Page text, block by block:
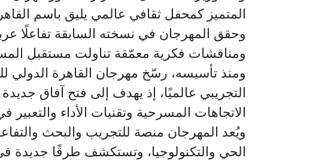
المتميز كمحفل ثقافي عالمي يليق باسم
وحقق المهرجان في نسخته السابقة تفاعلًا
ومناقشات فكرية معمّقة تناولت مستقبل
ومنذ تأسيسه، رسّخ مهرجان القاهرة الدولي
التجريبي عالميًا، إذ يهدف إلى فتح آفاق
الاتجاهات المسرحية وتقنيات الأداء
ويُعد المهرجان منصة للتجريب والبحث
الحي والتكنولوجيا، وتستكشف طرقًا جديدة